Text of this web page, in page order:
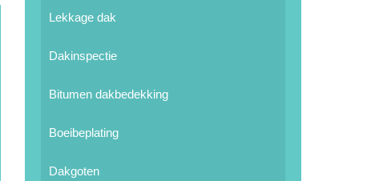
Lekkage dak
Dakinspectie
Bitumen dakbedekking
Boeibeplating
Dakgoten